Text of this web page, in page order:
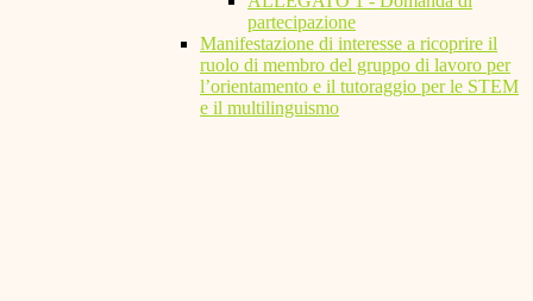
partecipazione
Manifestazione di interesse a ricoprire il
ruolo di membro del gruppo di lavoro per
l’orientamento e il tutoraggio per le STEM
e il multilinguismo